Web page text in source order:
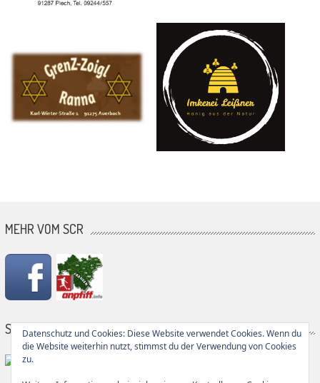
MEHR VOM SCR
SG PARTNER
Datenschutz und Cookies: Diese Website verwendet Cookies. Wenn du
die Website weiterhin nutzt, stimmst du der Verwendung von Cookies
zu.